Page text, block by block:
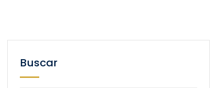
Buscar